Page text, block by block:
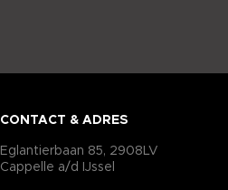
CONTACT & ADRES
Eglantierbaan 85, 2908LV
Cappelle a/d IJssel